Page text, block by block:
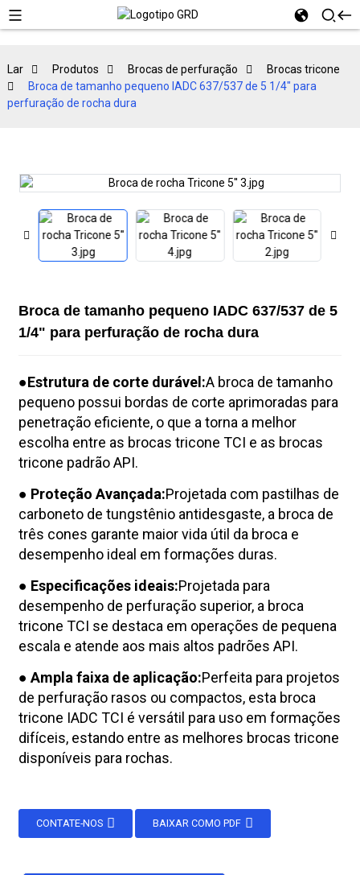
Lar Produtos Brocas de perfuração
Brocas tricone
Broca de tamanho pequeno IADC 637/537 de 5 1/4" para
perfuração de rocha dura
Broca de tamanho pequeno IADC 637/537 de 5
1/4" para perfuração de rocha dura
●Estrutura de corte durável:A broca de tamanho
pequeno possui bordas de corte aprimoradas para
penetração eficiente, o que a torna a melhor
escolha entre as brocas tricone TCI e as brocas
tricone padrão API.
● Proteção Avançada:Projetada com pastilhas de
carboneto de tungstênio antidesgaste, a broca de
três cones garante maior vida útil da broca e
desempenho ideal em formações duras.
● Especificações ideais:Projetada para
desempenho de perfuração superior, a broca
tricone TCI se destaca em operações de pequena
escala e atende aos mais altos padrões API.
● Ampla faixa de aplicação:Perfeita para projetos
de perfuração rasos ou compactos, esta broca
tricone IADC TCI é versátil para uso em formações
difíceis, estando entre as melhores brocas tricone
disponíveis para rochas.
CONTATE-NOS BAIXAR COMO PDF